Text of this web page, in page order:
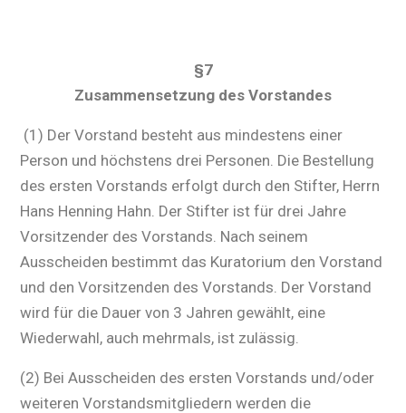
§7
Zusammensetzung des Vorstandes
(1) Der Vorstand besteht aus mindestens einer
Person und höchstens drei Personen. Die Bestellung
des ersten Vorstands erfolgt durch den Stifter, Herrn
Hans Henning Hahn. Der Stifter ist für drei Jahre
Vorsitzender des Vorstands. Nach seinem
Ausscheiden bestimmt das Kuratorium den Vorstand
und den Vorsitzenden des Vorstands. Der Vorstand
wird für die Dauer von 3 Jahren gewählt, eine
Wiederwahl, auch mehrmals, ist zulässig.
(2) Bei Ausscheiden des ersten Vorstands und/oder
weiteren Vorstandsmitgliedern werden die